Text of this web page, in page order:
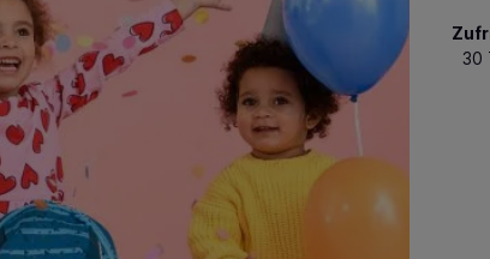
30